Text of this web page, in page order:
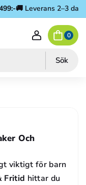
🚚 Leverans 2–3 dagar
Sök
0
Och
viktigt för barn
Fritid hittar du